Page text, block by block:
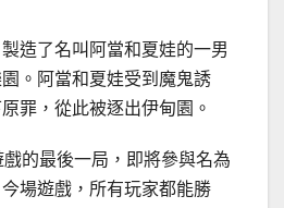
製造了名叫阿當和夏娃的一男
。阿當和夏娃受到魔鬼誘
罪，從此被逐出伊甸園。
的最後一局，即將參與名為
今場遊戲，所有玩家都能勝